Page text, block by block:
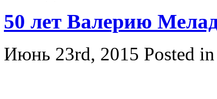
50 лет Валерию
Июнь 23rd, 2015 Posted